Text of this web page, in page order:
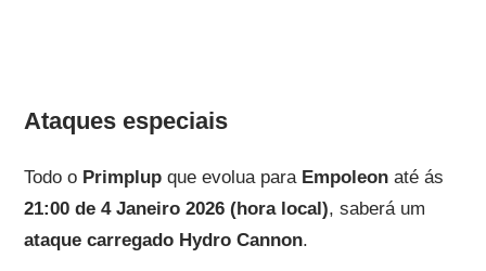
Ataques especiais
Todo o Primplupque evolua para Empoleonaté ás
21:00 de 4 Janeiro 2026 (hora local), saberá um
ataque carregado Hydro Cannon.